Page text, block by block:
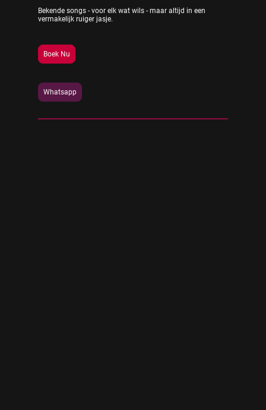
Bekende songs - voor elk wat wils - maar altijd in een
vermakelijk ruiger jasje.
Boek Nu
Whatsapp